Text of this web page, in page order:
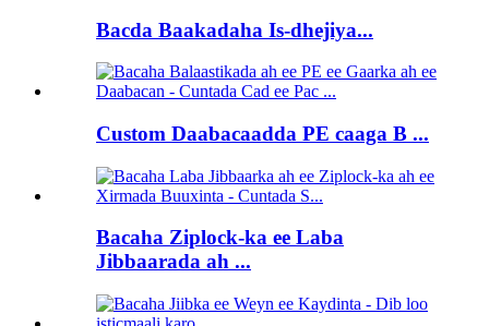
Bacda Baakadaha Is-dhejiya...
Custom Daabacaadda PE caaga B ...
Bacaha Ziplock-ka ee Laba
Jibbaarada ah ...